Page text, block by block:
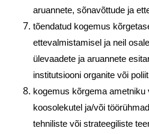
aruannete, sõnavõttude ja
tõendatud kogemus
ettevalmistamisel ja neil
ülevaadete ja aruannete
institutsiooni organite või
kogemus kõrgema ametniku
koosolekutel ja/või
tehniliste või strateegiliste